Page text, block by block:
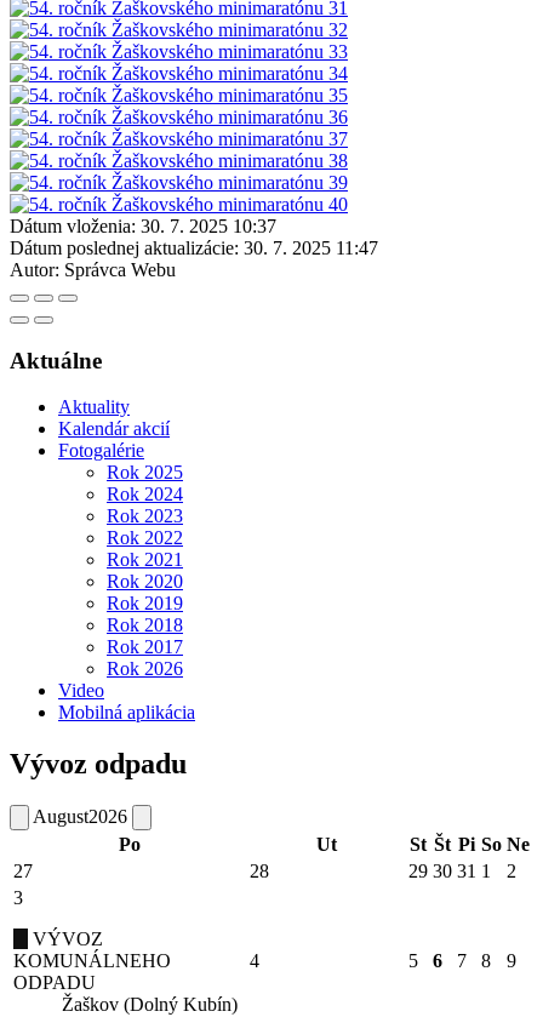
Dátum vloženia: 30. 7. 2025 10:37
Dátum poslednej aktualizácie: 30. 7. 2025 11:47
Autor: Správca Webu
Aktuálne
Aktuality
Kalendár akcií
Fotogalérie
Rok 2025
Rok 2024
Rok 2023
Rok 2022
Rok 2021
Rok 2020
Rok 2019
Rok 2018
Rok 2017
Rok 2026
Video
Mobilná aplikácia
Vývoz odpadu
August2026
Po
Ut St Št Pi So Ne
27
28 29 30 31 1
2
3
VÝVOZ
KOMUNÁLNEHO
ODPADU
Žaškov (Dolný Kubín)
4 5 6 7 8 9